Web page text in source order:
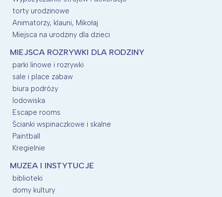
torty urodzinowe
Animatorzy, klauni, Mikołaj
Miejsca na urodziny dla dzieci
MIEJSCA ROZRYWKI DLA RODZINY
parki linowe i rozrywki
sale i place zabaw
biura podróży
lodowiska
Escape rooms
Ścianki wspinaczkowe i skalne
Paintball
Kregielnie
MUZEA I INSTYTUCJE
biblioteki
domy kultury